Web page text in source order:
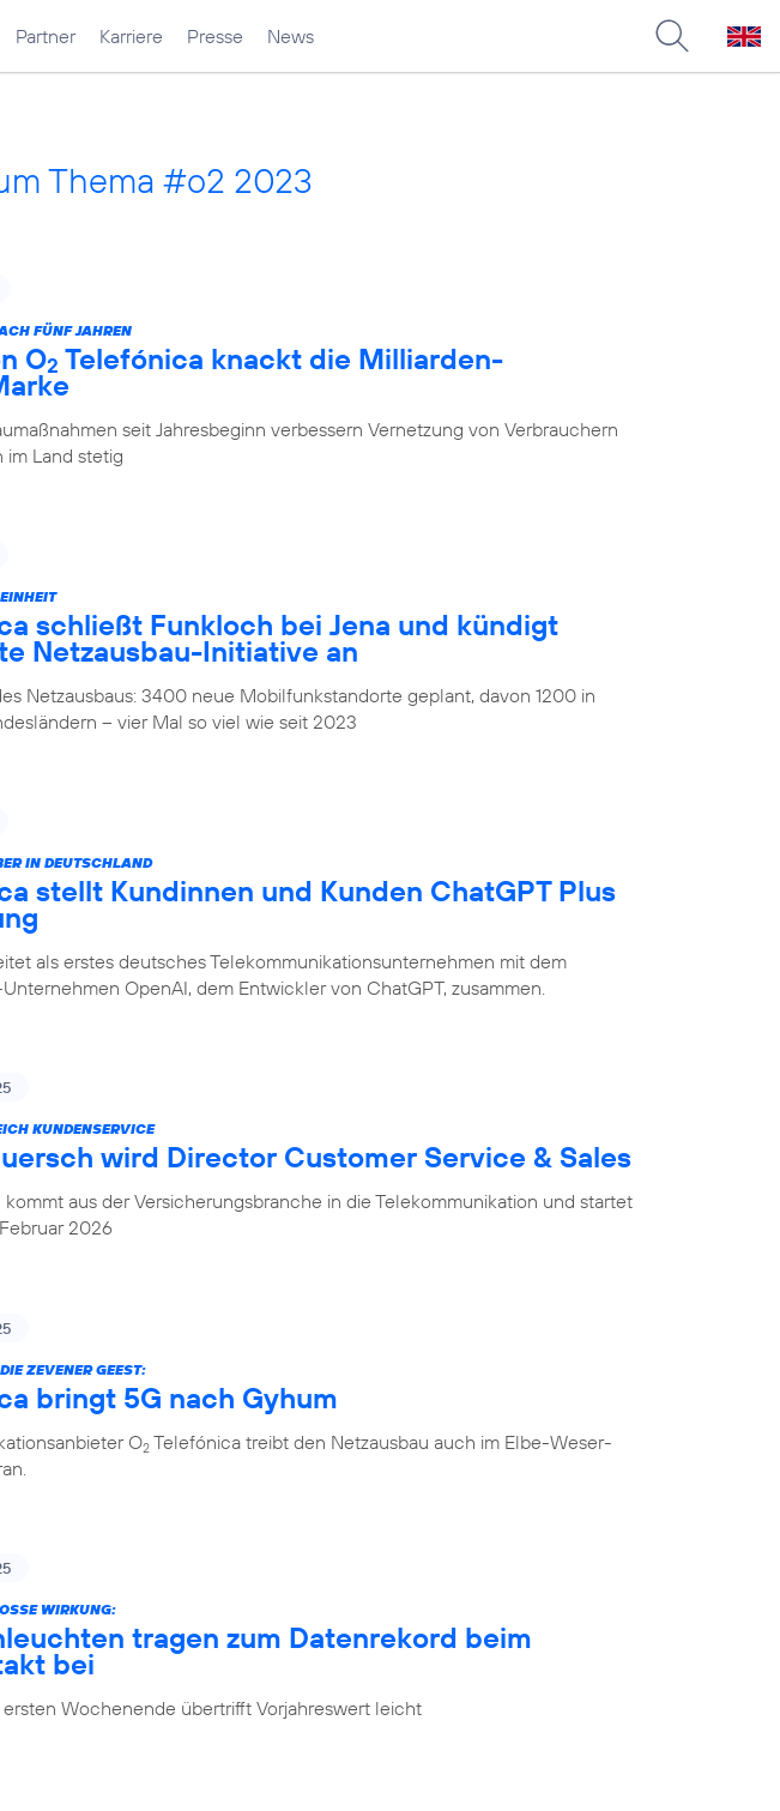
Partner Karriere Presse News
Thema #o2 2023
FÜNF JAHREN
O2 Telefónica knackt die Milliarden-
seit Jahresbeginn verbessern Vernetzung von Verbrauchern
Land stetig
schließt Funkloch bei Jena und kündigt
Netzausbau-Initiative an
Netzausbaus: 3400 neue Mobilfunkstandorte geplant, davon 1200 in
– vier Mal so viel wie seit 2023
IN DEUTSCHLAND
stellt Kundinnen und Kunden ChatGPT Plus
als erstes deutsches Telekommunikationsunternehmen mit dem
OpenAI, dem Entwickler von ChatGPT, zusammen.
KUNDENSERVICE
wird Director Customer Service & Sales
kommt aus der Versicherungsbranche in die Telekommunikation und startet
2026
ZEVENER GEEST:
bringt 5G nach Gyhum
O2 Telefónica treibt den Netzausbau auch im Elbe-Weser-
WIRKUNG:
tragen zum Datenrekord beim
bei
Wochenende übertrifft Vorjahreswert leicht